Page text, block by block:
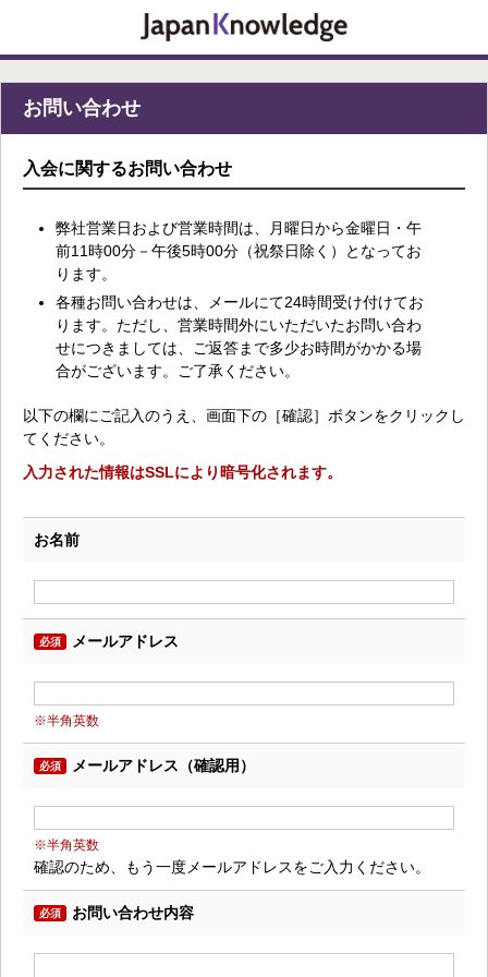
お問い合わせ
入会に関するお問い合わせ
弊社営業日および営業時間は、月曜日から金曜日・午
前11時00分－午後5時00分（祝祭日除く）となってお
ります。
各種お問い合わせは、メールにて24時間受け付けてお
ります。ただし、営業時間外にいただいたお問い合わ
せにつきましては、ご返答まで多少お時間がかかる場
合がございます。ご了承ください。
以下の欄にご記入のうえ、画面下の［確認］ボタンをクリックし
てください。
入力された情報はSSLにより暗号化されます。
お名前
必須 メールアドレス
※半角英数
必須 メールアドレス（確認用）
※半角英数
確認のため、もう一度メールアドレスをご入力ください。
必須 お問い合わせ内容